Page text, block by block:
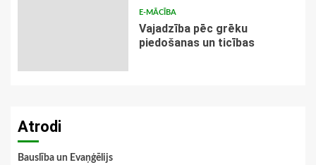
E-MĀCĪBA
Vajadzība pēc grēku
piedošanas un ticības
Atrodi
Bauslība un Evaņģēlijs